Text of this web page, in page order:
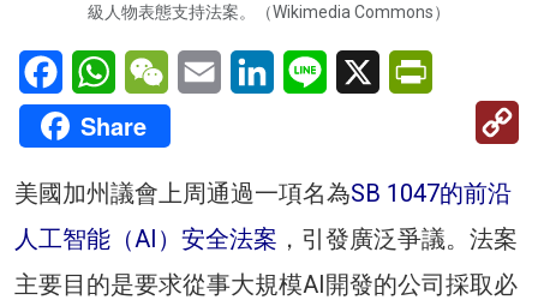
級人物表態支持法案。（Wikimedia Commons）
FacebookWhatsAppWeChatEmail LinkedInLine X
Share
美國加州議會上周通過一項名為SB 1047的前沿
人工智能（AI）安全法案 ，引發廣泛爭議。法案
主要目的是要求從事大規模AI開發的公司採取必